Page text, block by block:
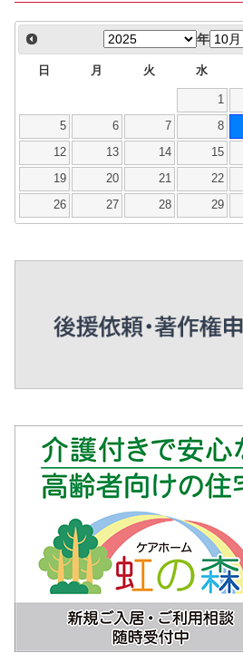
年
日 月 火 水
1
5 6 7 8
12 13 14 15
19 20 21 22
26 27 28 29